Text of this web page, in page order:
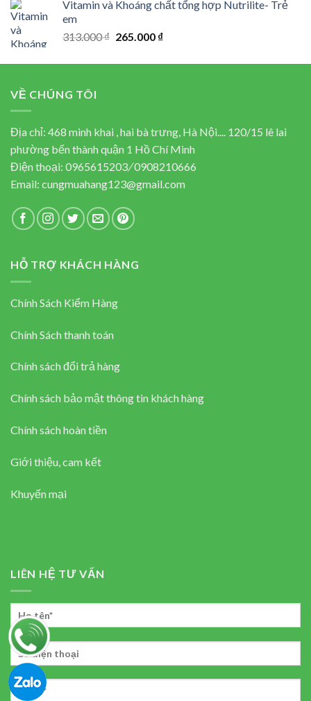
was:
is:
Vitamin và Khoáng chất tổng hợp Nutrilite- Trẻ
em
313.000₫ Original
was:
265.000 ₫Current
is:
VỀ CHÚNG TÔI
Địa chỉ: 468 minh khai , hai bà trưng, Hà Nội.... 120/15 lê lai
phường bến thành quận 1 Hồ Chí Minh
Điện thoại: 0965615203/0908210666
Email: cungmuahang123@gmail.com
HỖ TRỢ KHÁCH HÀNG
Chính Sách Kiểm Hàng
Chính Sách thanh toán
Chính sách đổi trả hàng
Chính sách bảo mật thông tin khách hàng
Chính sách hoàn tiền
Giới thiệu, cam kết
Khuyến mại
LIÊN HỆ TƯ VẤN